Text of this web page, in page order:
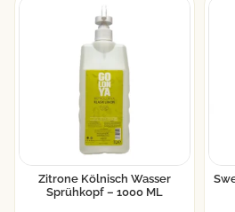
Zitrone Kölnisch Wasser
Sprühkopf – 1000 ML